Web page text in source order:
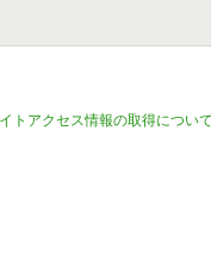
トアクセス情報の取得について